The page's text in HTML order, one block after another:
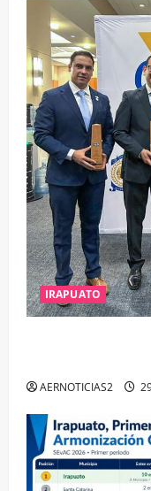
IRAPUATO
AERNOTICIAS2